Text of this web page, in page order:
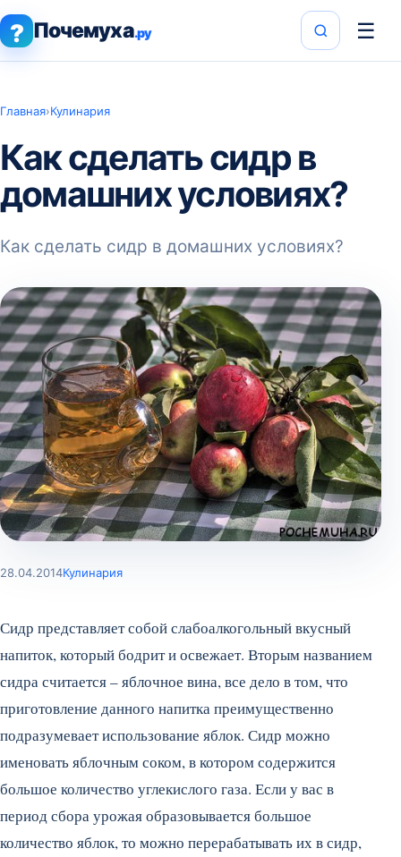
? Почемуха.ру ☰
Главная›Кулинария
Как сделать сидр в
домашних условиях?
Как сделать сидр в домашних условиях?
28.04.2014Кулинария
Сидр представляет собой слабоалкогольный вкусный
напиток, который бодрит и освежает. Вторым названием
сидра считается – яблочное вина, все дело в том, что
приготовление данного напитка преимущественно
подразумевает использование яблок. Сидр можно
именовать яблочным соком, в котором содержится
большое количество углекислого газа. Если у вас в
период сбора урожая образовывается большое
количество яблок, то можно перерабатывать их в сидр,